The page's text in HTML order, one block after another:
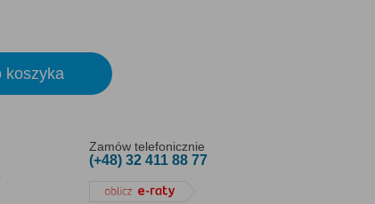
koszyka
Zamów telefonicznie
(+48) 32 411 88 77